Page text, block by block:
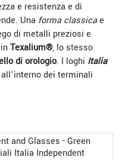
e resistenza e di
Una forma classicae
di metalli preziosi e
Texalium®, lo stesso
di orologio. I loghi Italia
dei terminali
Italia Independent